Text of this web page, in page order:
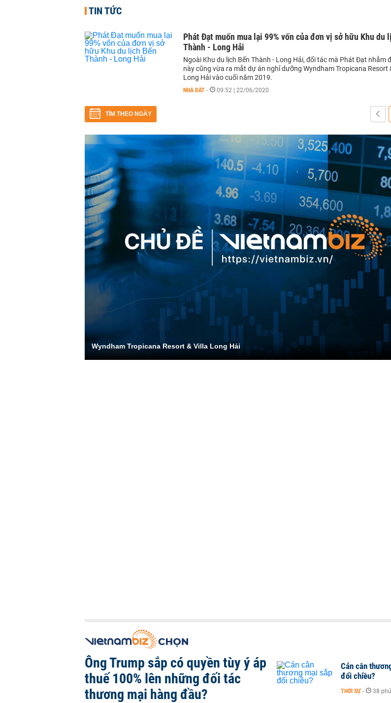
TIN TỨC
Phát Đạt muốn mua lại 99% vốn của đơn vị sở hữu Khu du
Thành - Long Hải
Ngoài Khu du lịch Bến Thành - Long Hải, đối tác mà Phát Đạt nhắm
này cũng vừa ra mắt dự án nghỉ dưỡng Wyndham Tropicana Resort
Long Hải vào cuối năm 2019.
NHÀ ĐẤT - 09:52 | 22/06/2020
TÌM THEO NGÀY
Wyndham Tropicana Resort & Villa Long Hải
Ông Trump sắp có quyền tùy ý áp
thuế 100% lên những đối tác
thương mại hàng đầu?
Cán cân
đổi chiều?
THỜI SỰ - 38